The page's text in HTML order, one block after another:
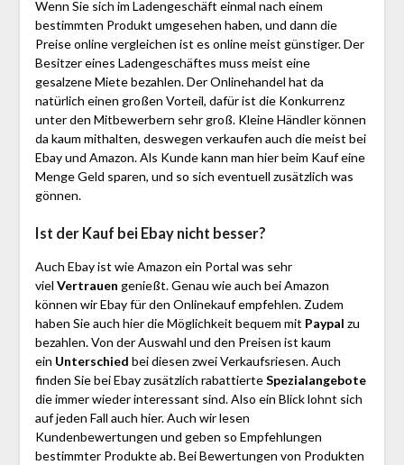
Wenn Sie sich im Ladengeschäft einmal nach einem
bestimmten Produkt umgesehen haben, und dann die
Preise online vergleichen ist es online meist günstiger. Der
Besitzer eines Ladengeschäftes muss meist eine
gesalzene Miete bezahlen. Der Onlinehandel hat da
natürlich einen großen Vorteil, dafür ist die Konkurrenz
unter den Mitbewerbern sehr groß. Kleine Händler können
da kaum mithalten, deswegen verkaufen auch die meist bei
Ebay und Amazon. Als Kunde kann man hier beim Kauf eine
Menge Geld sparen, und so sich eventuell zusätzlich was
gönnen.
Ist der Kauf bei Ebay nicht besser?
Auch Ebay ist wie Amazon ein Portal was sehr
viel Vertrauen genießt. Genau wie auch bei Amazon
können wir Ebay für den Onlinekauf empfehlen. Zudem
haben Sie auch hier die Möglichkeit bequem mit Paypal zu
bezahlen. Von der Auswahl und den Preisen ist kaum
ein Unterschied bei diesen zwei Verkaufsriesen. Auch
finden Sie bei Ebay zusätzlich rabattierteSpezialangebote
die immer wieder interessant sind. Also ein Blick lohnt sich
auf jeden Fall auch hier. Auch wir lesen
Kundenbewertungen und geben so Empfehlungen
bestimmter Produkte ab. Bei Bewertungen von Produkten